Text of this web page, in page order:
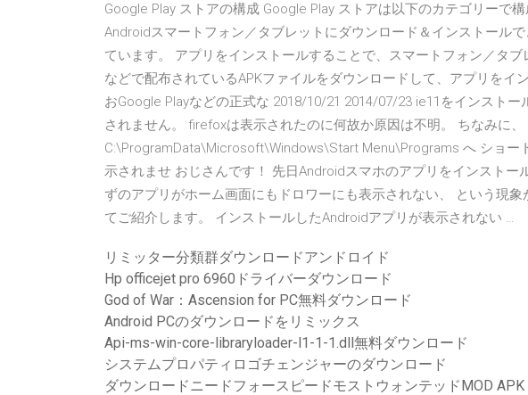
Google Play ストアの構成 Google Play ストアは以下のカテゴリーで
Androidスマートフォン／タブレットにダウンロード＆インストール
ています。 アプリをインストールすることで、スマートフォン／タ
などで配布されているAPKファイルをダウンロードして、アプリをイ
おGoogle Playなどの正式な 2018/10/21 2014/07/23 ie11をインスト
されません。 firefoxは表示されたのに何故か原因は不明。 ちなみに、
C:\ProgramData\Microsoft\Windows\Start Menu\Programs へ ショー
示されませ おじさんです！ 先日Androidスマホのアプリをインストー
ずのアプリがホーム画面にもドロワーにも表示されない、 という現
てご紹介します。 インストールしたAndroidアプリが表示されない …
リミッター分類群ダウンロードアンドロイド
Hp officejet pro 6960ドライバーダウンロード
God of War：Ascension for PC無料ダウンロード
Android PCのダウンロードをリミックス
Api-ms-win-core-libraryloader-l1-1-1.dll無料ダウンロード
システムプロパティロゴチェンジャーのダウンロード
ダウンロードニードフォースピードモストウォンテッドMOD APK